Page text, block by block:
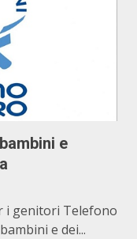
e
i genitori Telefono
e dei...